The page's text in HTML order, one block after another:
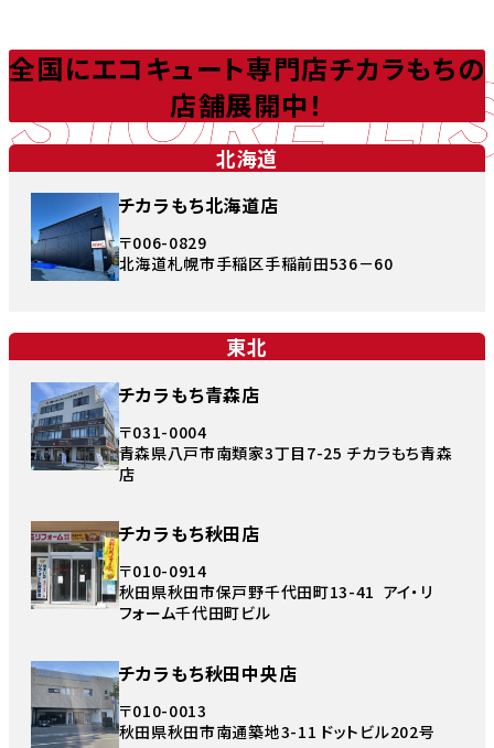
STORE
全国にエコキュート専門店チカラもちの
店舗展開中！
北海道
チカラもち北海道店
〒006-0829
北海道札幌市手稲区手稲前田536－60
東北
チカラもち青森店
〒031-0004
青森県八戸市南類家3丁目7-25 チカラもち青森
店
チカラもち秋田店
〒010-0914
秋田県秋田市保戸野千代田町13-41 アイ・リ
フォーム千代田町ビル
チカラもち秋田中央店
〒010-0013
秋田県秋田市南通築地3-11 ドットビル202号